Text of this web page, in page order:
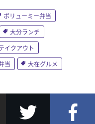
ボリューミー弁当
大分ランチ
イクアウト
当
大在グルメ